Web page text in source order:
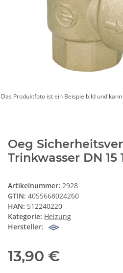
Das Produktfoto ist ein Beispielbild und
Oeg
Trinkwasser DN 15
Artikelnummer: 2928
GTIN: 4055668024260
HAN: 512240220
Kategorie: Heizung
Hersteller:
13,90 €